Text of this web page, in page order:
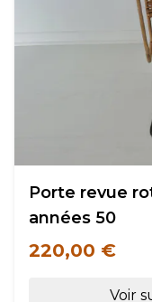
Porte revue
années 50
220,00 €
Voir